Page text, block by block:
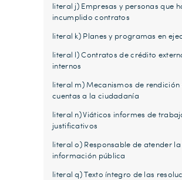
literal j) Empresas y personas que
incumplido contratos
literal k) Planes y programas en
literal l) Contratos de crédito
internos
literal m) Mecanismos de rendición
cuentas a la ciudadanía
literal n) Viáticos informes de
justificativos
literal o) Responsable de atender la
información pública
literal q) Texto íntegro de las